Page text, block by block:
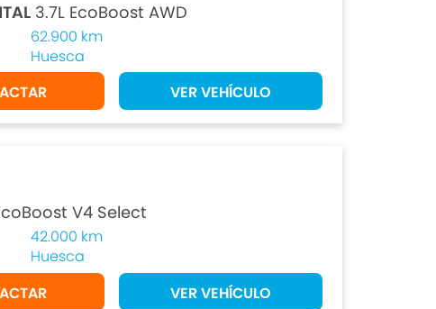
3.7L EcoBoost AWD
62.900 km
Huesca
VER VEHÍCULO
V4 Select
42.000 km
Huesca
VER VEHÍCULO